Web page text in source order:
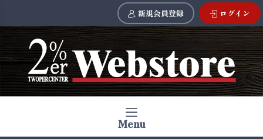
新規会員登録 ログイン
Menu